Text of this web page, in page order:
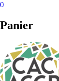
0
Panier